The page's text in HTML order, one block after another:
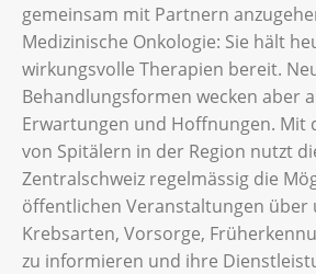
gemeinsam mit Partnern
Medizinische Onkologie: Sie hält
wirkungsvolle Therapien bereit.
Behandlungsformen wecken aber
Erwartungen und Hoffnungen. Mit
von Spitälern in der Region nutzt
Zentralschweiz regelmässig die
öffentlichen Veranstaltungen über
Krebsarten, Vorsorge,
zu informieren und ihre